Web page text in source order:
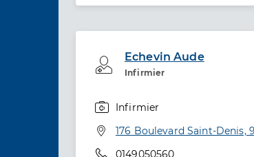
Echevin Aude
Infirmier
Professionel de
Infirmier
Adresse
176 Boulevard Saint-Denis,
Téléphone
0149050560